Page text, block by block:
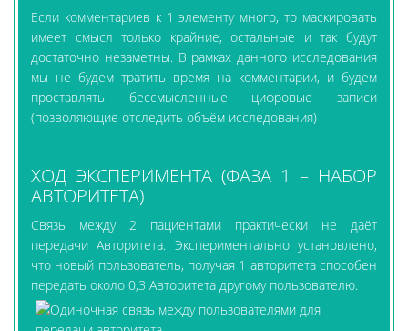
Если комментариев к 1 элементу много, то маскировать
имеет смысл только крайние, остальные и так будут
достаточно незаметны. В рамках данного исследования
мы не будем тратить время на комментарии, и будем
проставлять бессмысленные цифровые записи
(позволяющие отследить объём исследования)
ХОД ЭКСПЕРИМЕНТА (ФАЗА 1 – НАБОР
АВТОРИТЕТА)
Связь между 2 пациентами практически не даёт
передачи Авторитета. Экспериментально установлено,
что новый пользователь, получая 1 авторитета способен
передать около 0,3 Авторитета другому пользователю.